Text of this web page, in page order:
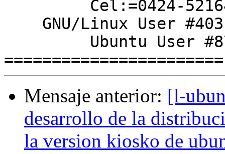
Mensaje anterior: [l-
desarrollo de la
la version kiosko de